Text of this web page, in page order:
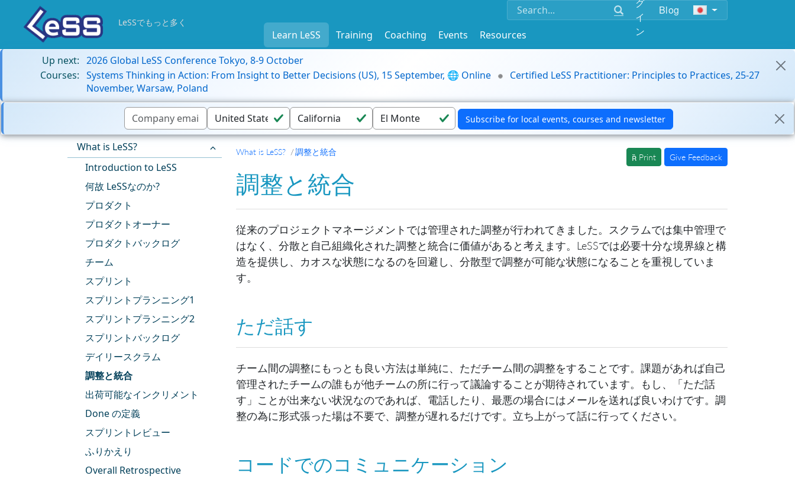
イ
ン
Blog
LeSSでもっと多く
Learn LeSS Training Coaching Events
Resources
Up next: 2026 Global LeSS Conference Tokyo, 8-9 October
Courses: Systems Thinking in Action: From Insight to Better Decisions (US), 15 September, 🌐 Online
Certified LeSS Practitioner: Principles to Practices, 25-27
November, Warsaw, Poland
What is LeSS?
Introduction to LeSS
何故 LeSSなのか?
プロダクト
プロダクトオーナー
プロダクトバックログ
チーム
スプリント
スプリントプランニング1
スプリントプランニング2
スプリントバックログ
デイリースクラム
調整と統合
出荷可能なインクリメント
Done の定義
スプリントレビュー
ふりかえり
Overall Retrospective
What is LeSS? 調整と統合
Print Give Feedback
調整と統合
従来のプロジェクトマネージメントでは管理された調整が行われてきました。スクラムでは集中管理で
はなく、分散と自己組織化された調整と統合に価値があると考えます。LeSSでは必要十分な境界線と構
造を提供し、カオスな状態になるのを回避し、分散型で調整が可能な状態になることを重視していま
す。
ただ話す
チーム間の調整にもっとも良い方法は単純に、ただチーム間の調整をすることです。課題があれば自己
管理されたチームの誰もが他チームの所に行って議論することが期待されています。もし、「ただ話
す」ことが出来ない状況なのであれば、電話したり、最悪の場合にはメールを送れば良いわけです。調
整の為に形式張った場は不要で、調整が遅れるだけです。立ち上がって話に行ってください。
コードでのコミュニケーション